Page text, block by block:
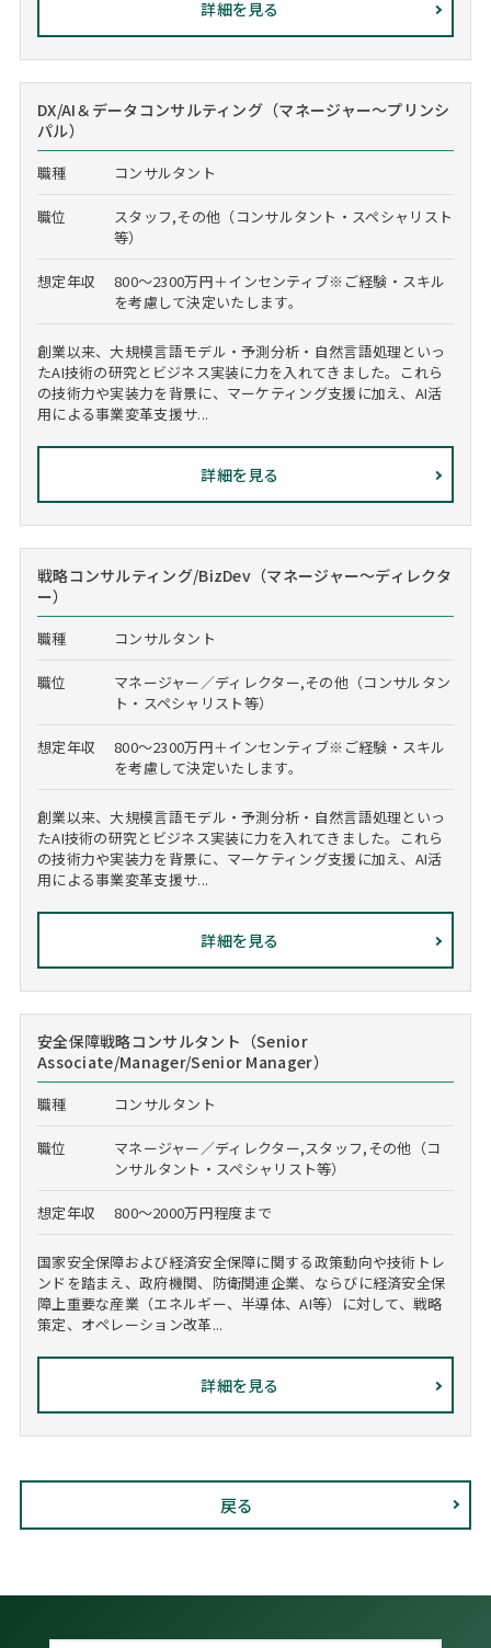
詳細を見る
DX/AI＆データコンサルティング（マネージャー～プリンシ
パル）
職種 コンサルタント
職位
スタッフ,その他（コンサルタント・スペシャリスト
等）
想定年収
800～2300万円＋インセンティブ※ご経験・スキル
を考慮して決定いたします。
創業以来、大規模言語モデル・予測分析・自然言語処理といっ
たAI技術の研究とビジネス実装に力を入れてきました。これら
の技術力や実装力を背景に、マーケティング支援に加え、AI活
用による事業変革支援サ...
詳細を見る
戦略コンサルティング/BizDev（マネージャー～ディレクタ
ー）
職種 コンサルタント
職位
マネージャー／ディレクター,その他（コンサルタン
ト・スペシャリスト等）
想定年収
800～2300万円＋インセンティブ※ご経験・スキル
を考慮して決定いたします。
創業以来、大規模言語モデル・予測分析・自然言語処理といっ
たAI技術の研究とビジネス実装に力を入れてきました。これら
の技術力や実装力を背景に、マーケティング支援に加え、AI活
用による事業変革支援サ...
詳細を見る
安全保障戦略コンサルタント（Senior
Associate/Manager/Senior Manager）
職種 コンサルタント
職位
マネージャー／ディレクター,スタッフ,その他（コ
ンサルタント・スペシャリスト等）
想定年収 800～2000万円程度まで
国家安全保障および経済安全保障に関する政策動向や技術トレ
ンドを踏まえ、政府機関、防衛関連企業、ならびに経済安全保
障上重要な産業（エネルギー、半導体、AI等）に対して、戦略
策定、オペレーション改革...
詳細を見る
戻る